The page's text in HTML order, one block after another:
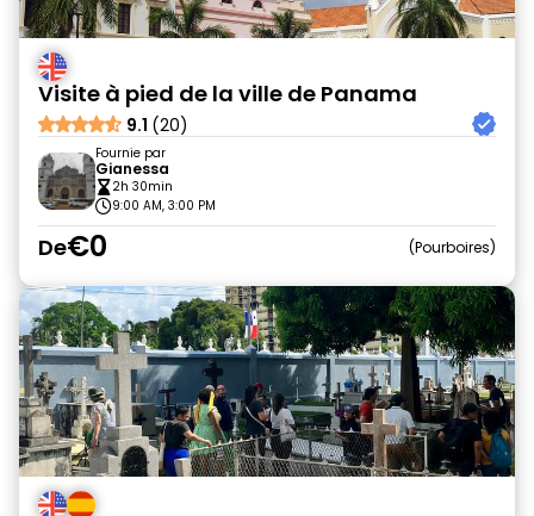
Visite à pied de la ville de Panama
9.1 (20)
Fournie par
Gianessa
2h 30min
9:00 AM, 3:00 PM
De€0 Pourboires